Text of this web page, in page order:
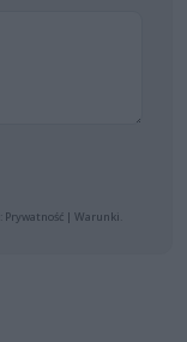
Prywatność | Warunki